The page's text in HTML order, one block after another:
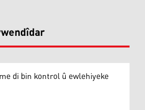
di bin kontrol û ewlehiyeke